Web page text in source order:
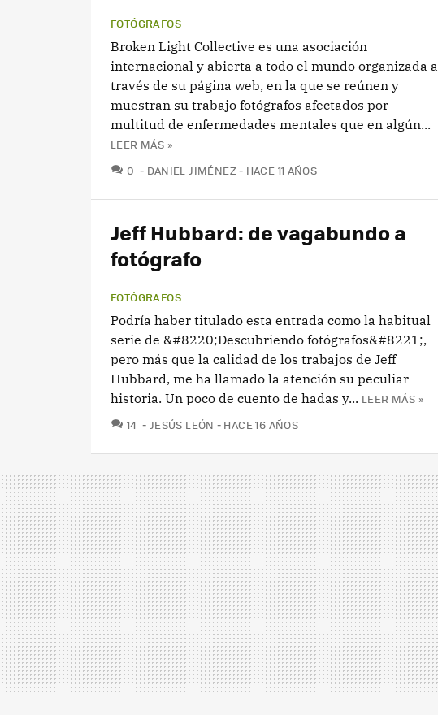
FOTÓGRAFOS
Broken Light Collective es una asociación
internacional y abierta a todo el mundo organizada a
través de su página web, en la que se reúnen y
muestran su trabajo fotógrafos afectados por
multitud de enfermedades mentales que en algún...
LEER MÁS »
0 COMENTARIOS
DANIEL JIMÉNEZ HACE 11 AÑOS
Jeff Hubbard: de vagabundo a
fotógrafo
FOTÓGRAFOS
Podría haber titulado esta entrada como la habitual
serie de &#8220;Descubriendo fotógrafos&#8221;,
pero más que la calidad de los trabajos de Jeff
Hubbard, me ha llamado la atención su peculiar
historia. Un poco de cuento de hadas y... LEER MÁS »
14 COMENTARIOS
JESÚS LEÓN HACE 16 AÑOS